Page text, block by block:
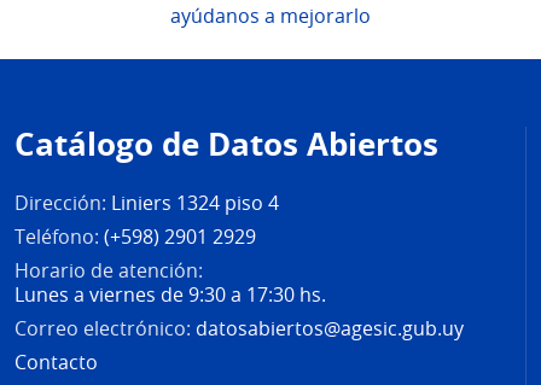
ayúdanos a mejorarlo
de
página
Catálogo de Datos Abiertos
Dirección: Liniers 1324 piso 4
Teléfono: (+598) 2901 2929
Horario de atención:
Lunes a viernes de 9:30 a 17:30 hs.
Correo electrónico: datosabiertos@agesic.gub.uy
Contacto